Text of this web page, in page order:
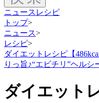
ニュース レシピ
トップ>
ニュース>
レシピ>
ダイエットレシピ【
りっ旨♪“エビチリ”ヘルシ
ダイエット